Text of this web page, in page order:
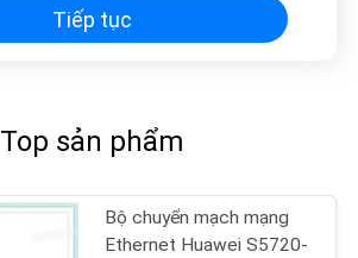
Tiếp tục
Top sản phẩm
Bộ chuyển mạch mạng
Ethernet Huawei S5720-